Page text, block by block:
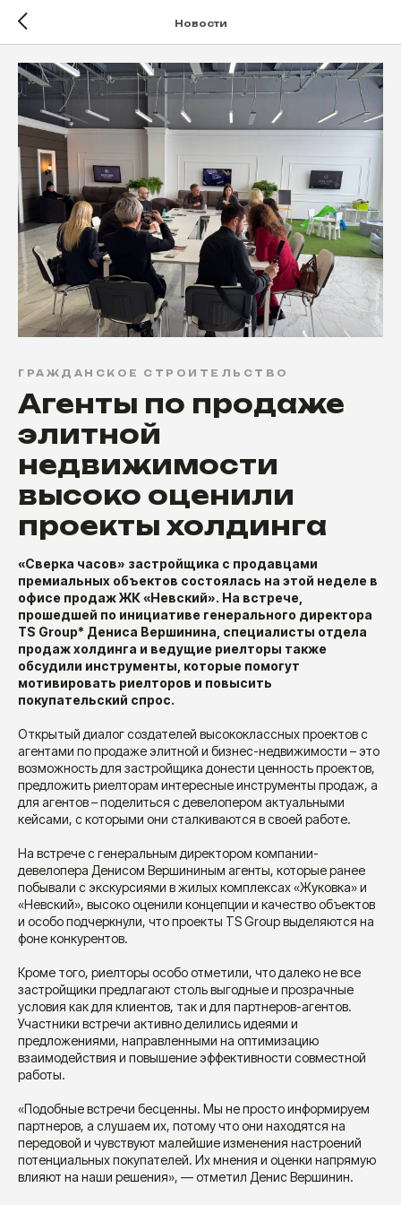
Новости
ГРАЖДАНСКОЕ СТРОИТЕЛЬСТВО
Агенты по продаже
элитной
недвижимости
высоко оценили
проекты холдинга
«Сверка часов» застройщика с продавцами
премиальных объектов состоялась на этой неделе в
офисе продаж ЖК «Невский». На встрече,
прошедшей по инициативе генерального директора
TS Group* Дениса Вершинина, специалисты отдела
продаж холдинга и ведущие риелторы также
обсудили инструменты, которые помогут
мотивировать риелторов и повысить
покупательский спрос.
Открытый диалог создателей высококлассных проектов с
агентами по продаже элитной и бизнес-недвижимости – это
возможность для застройщика донести ценность проектов,
предложить риелторам интересные инструменты продаж, а
для агентов – поделиться с девелопером актуальными
кейсами, с которыми они сталкиваются в своей работе.
На встрече с генеральным директором компании-
девелопера Денисом Вершининым агенты, которые ранее
побывали с экскурсиями в жилых комплексах «Жуковка» и
«Невский», высоко оценили концепции и качество объектов
и особо подчеркнули, что проекты TS Group выделяются на
фоне конкурентов.
Кроме того, риелторы особо отметили, что далеко не все
застройщики предлагают столь выгодные и прозрачные
условия как для клиентов, так и для партнеров-агентов.
Участники встречи активно делились идеями и
предложениями, направленными на оптимизацию
взаимодействия и повышение эффективности совместной
работы.
«Подобные встречи бесценны. Мы не просто информируем
партнеров, а слушаем их, потому что они находятся на
передовой и чувствуют малейшие изменения настроений
потенциальных покупателей. Их мнения и оценки напрямую
влияют на наши решения», — отметил Денис Вершинин.